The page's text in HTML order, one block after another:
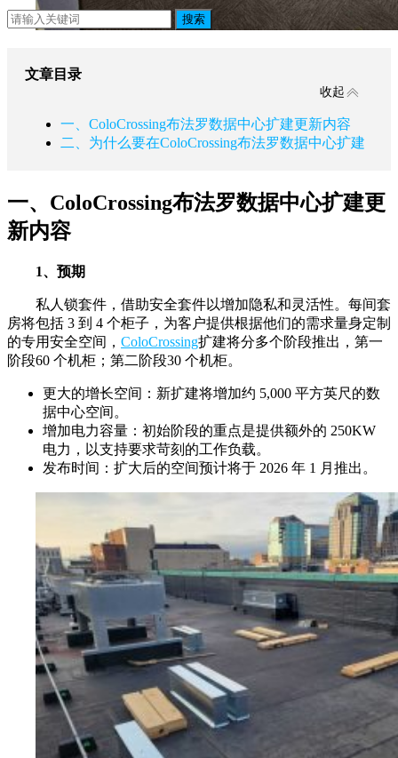
搜索
文章目录
收起
一、ColoCrossing布法罗数据中心扩建更新内容
二、为什么要在ColoCrossing布法罗数据中心扩建
一、ColoCrossing布法罗数据中心扩建更
新内容
1、预期
私人锁套件，借助安全套件以增加隐私和灵活性。每间套
房将包括 3 到 4 个柜子，为客户提供根据他们的需求量身定制
的专用安全空间， ColoCrossing扩建将分多个阶段推出，第一
阶段60 个机柜；第二阶段30 个机柜。
更大的增长空间：新扩建将增加约 5,000 平方英尺的数
据中心空间。
增加电力容量：初始阶段的重点是提供额外的 250KW
电力，以支持要求苛刻的工作负载。
发布时间：扩大后的空间预计将于 2026 年 1 月推出。